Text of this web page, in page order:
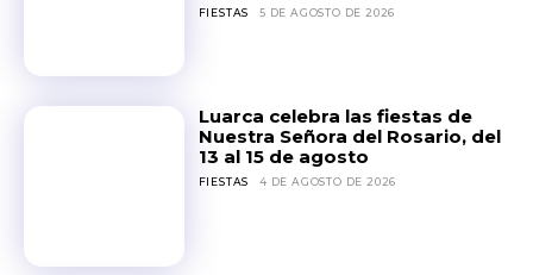
FIESTAS 5 DE AGOSTO DE 2026
Luarca celebra las fiestas de
Nuestra Señora del Rosario, del
13 al 15 de agosto
FIESTAS 4 DE AGOSTO DE 2026